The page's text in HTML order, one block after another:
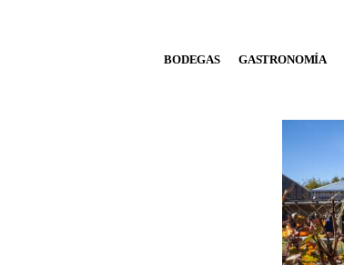
BODEGAS GASTRONOMÍA